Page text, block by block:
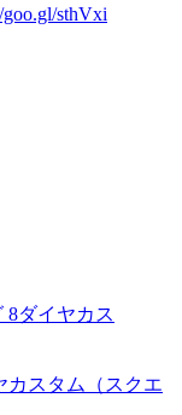
goo.gl/sthVxi
カスタム（スクエ